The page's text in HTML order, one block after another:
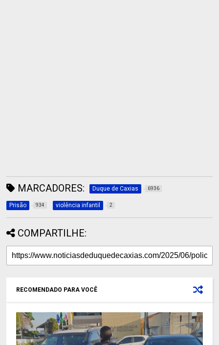
MARCADORES: Duque de Caxias 6936
Prisão 934 violência infantil 2
COMPARTILHE:
RECOMENDADO PARA VOCÊ